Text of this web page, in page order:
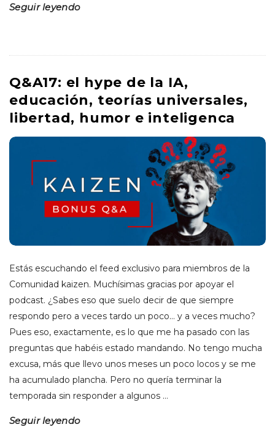
d
S
a
n
g
o
Seguir leyendo
Q&A17: el hype de la IA,
educación, teorías universales,
libertad, humor e inteligenca
Estás escuchando el feed exclusivo para miembros de la
Comunidad kaizen. Muchísimas gracias por apoyar el
podcast. ¿Sabes eso que suelo decir de que siempre
respondo pero a veces tardo un poco… y a veces mucho?
Pues eso, exactamente, es lo que me ha pasado con las
preguntas que habéis estado mandando. No tengo mucha
excusa, más que llevo unos meses un poco locos y se me
ha acumulado plancha. Pero no quería terminar la
temporada sin responder a algunos …
Seguir leyendo